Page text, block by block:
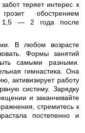
теряет интерес к
обострением
1,5 — 2 года после
В любом возрасте
Формы занятий
самыми разными.
гимнастика. Она
активизирует работу
систему. Зарядку
и заканчивайте
стремитесь к
постепенно и